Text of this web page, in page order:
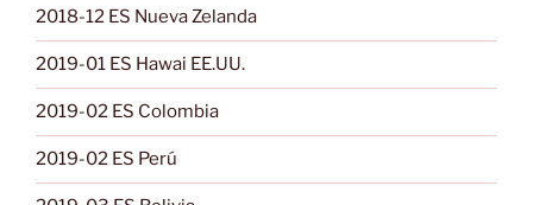
2018-12 ES Nueva Zelanda
2019-01 ES Hawai EE.UU.
2019-02 ES Colombia
2019-02 ES Perú